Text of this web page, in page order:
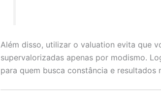
Além disso, utilizar o valuation evita que
supervalorizadas apenas por modismo.
para quem busca constância e resultados